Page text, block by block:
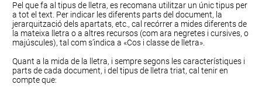
Pel que fa al tipus de lletra, es recomana utilitzar un únic tipus per
a tot el text. Per indicar les diferents parts del document, la
jerarquització dels apartats, etc., cal recórrer a mides diferents de
la mateixa lletra o a altres recursos (com ara negretes i cursives, o
majúscules), tal com s’indica a «Cos i classe de lletra».
Quant a la mida de la lletra, i sempre segons les característiques i
parts de cada document, i del tipus de lletra triat, cal tenir en
compte que: